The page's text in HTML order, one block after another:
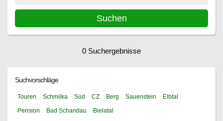
0 Suchergebnisse
Suchvorschläge
Touren Schmilka Süd CZ Berg Sauenstein
Elbtal
Pension
Bad Schandau Bielatal